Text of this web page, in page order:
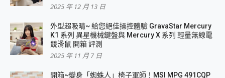
2025 年 12 月 13 日
外型超吸晴~ 給您絕佳操控體驗 GravaStar Mercury
K1 系列 異星機械鍵盤與 Mercury X 系列 輕量無線電
競滑鼠 開箱 評測
2025 年 11 月 7 日
開箱~變身「蜘蛛人」椅子軍師！MSI MPG 491CQP